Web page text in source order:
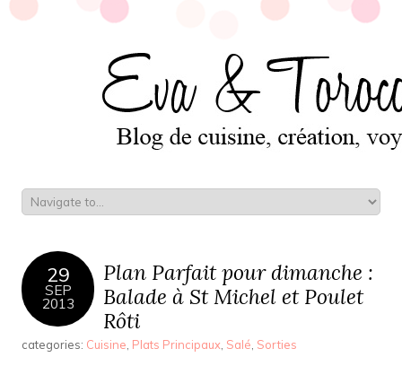
29
SEP
2013
Plan Parfait pour dimanche :
Balade à St Michel et Poulet
Rôti
categories: Cuisine Plats Principaux Salé Sorties